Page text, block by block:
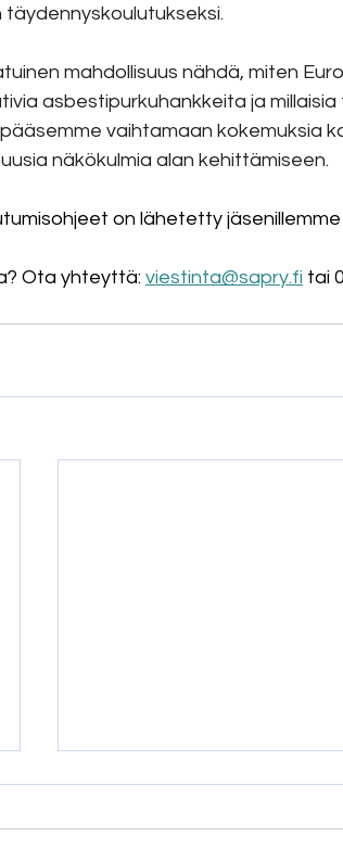
mahdollisuus nähdä, miten
asbestipurkuhankkeita ja millaisia
vaihtamaan kokemuksia
näkökulmia alan kehittämiseen.
on lähetetty
Ota yhteyttä: viestinta@sapry.fi tai